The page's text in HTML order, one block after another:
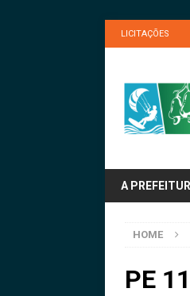
LICITAÇÕES
A
HOME
PE